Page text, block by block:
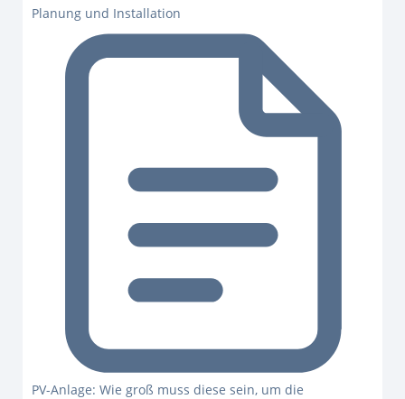
Planung und Installation
PV-Anlage: Wie groß muss diese sein, um die